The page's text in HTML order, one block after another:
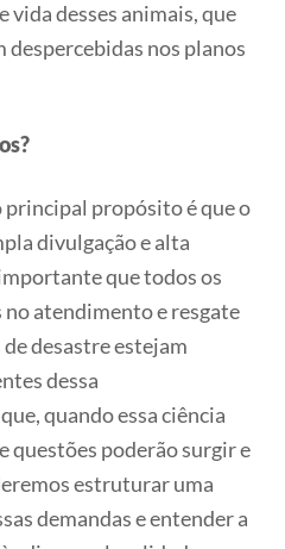
vida desses animais, que
despercebidas nos planos
principal propósito é que o
divulgação e alta
que todos os
atendimento e resgate
desastre estejam
dessa
quando essa ciência
questões poderão surgir e
estruturar uma
demandas e entender a